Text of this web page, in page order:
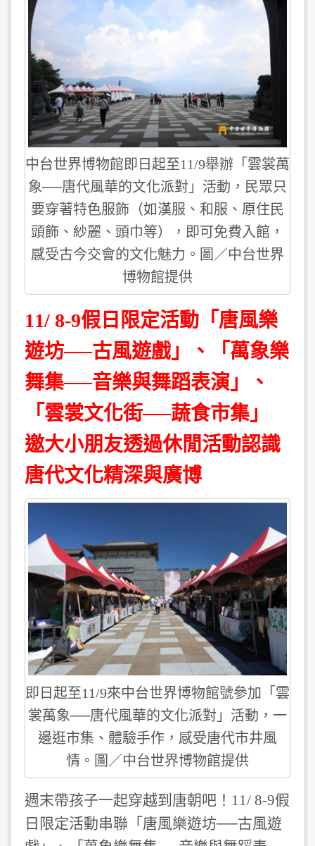
中台世界博物館即日起至11/9舉辦「雲裳萬
象──唐代風華的文化派對」活動，民眾只
要穿著特色服飾（如漢服、和服、原住民
頭飾、紗麗、頭巾等），即可免費入館，
感受古今交會的文化魅力。圖／中台世界
博物館提供
11/ 8-9假日限定活動「唐風樂
遊坊──古風遊戲」、「萬象樂
舞集──音樂與舞蹈表演」、
「雲裳文化街──蔬食市集」
邀大小朋友透過休閒活動認識
唐代文化精深與廣博
即日起至11/9來中台世界博物館號參加「雲
裳萬象──唐代風華的文化派對」活動，一
邊逛市集、體驗手作，感受唐代市井風
情。圖／中台世界博物館提供
週末帶孩子一起穿越到唐朝吧！11/ 8-9假
日 限定活動串聯「唐風樂遊坊──古風遊